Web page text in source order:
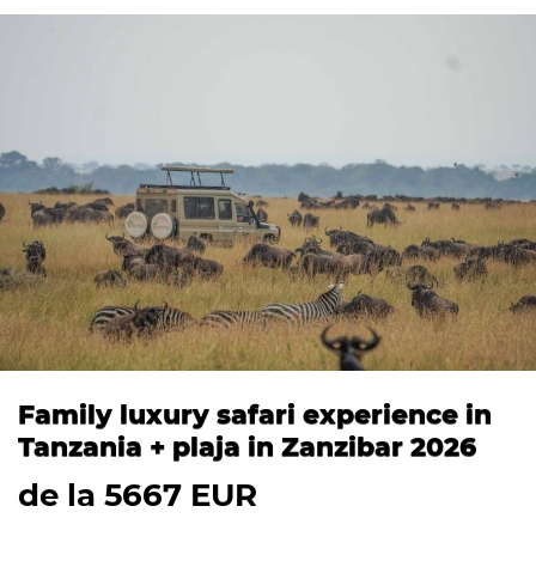
Family luxury safari experience in
Tanzania + plaja in Zanzibar 2026
de la 5667 EUR